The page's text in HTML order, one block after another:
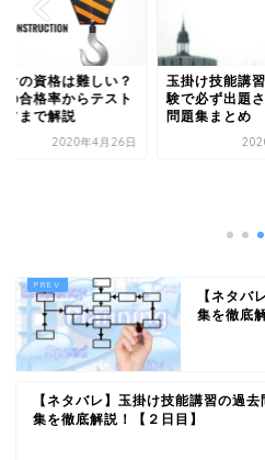
けの資格は難しい？
の合格率からテスト
ツまで解説
2020年4月26日
玉掛け技能講
験で必ず出題
問題集まとめ
【ネタバ
集を徹底
【ネタバレ】玉掛け技能講習の過去
集を徹底解説！【２日目】